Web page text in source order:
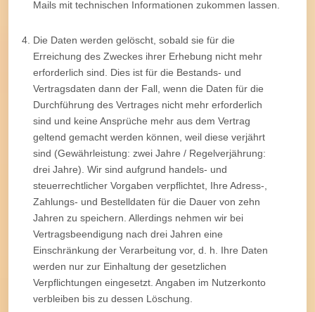
Mails mit technischen Informationen zukommen lassen.
Die Daten werden gelöscht, sobald sie für die
Erreichung des Zweckes ihrer Erhebung nicht mehr
erforderlich sind. Dies ist für die Bestands- und
Vertragsdaten dann der Fall, wenn die Daten für die
Durchführung des Vertrages nicht mehr erforderlich
sind und keine Ansprüche mehr aus dem Vertrag
geltend gemacht werden können, weil diese verjährt
sind (Gewährleistung: zwei Jahre / Regelverjährung:
drei Jahre). Wir sind aufgrund handels- und
steuerrechtlicher Vorgaben verpflichtet, Ihre Adress-,
Zahlungs- und Bestelldaten für die Dauer von zehn
Jahren zu speichern. Allerdings nehmen wir bei
Vertragsbeendigung nach drei Jahren eine
Einschränkung der Verarbeitung vor, d. h. Ihre Daten
werden nur zur Einhaltung der gesetzlichen
Verpflichtungen eingesetzt. Angaben im Nutzerkonto
verbleiben bis zu dessen Löschung.